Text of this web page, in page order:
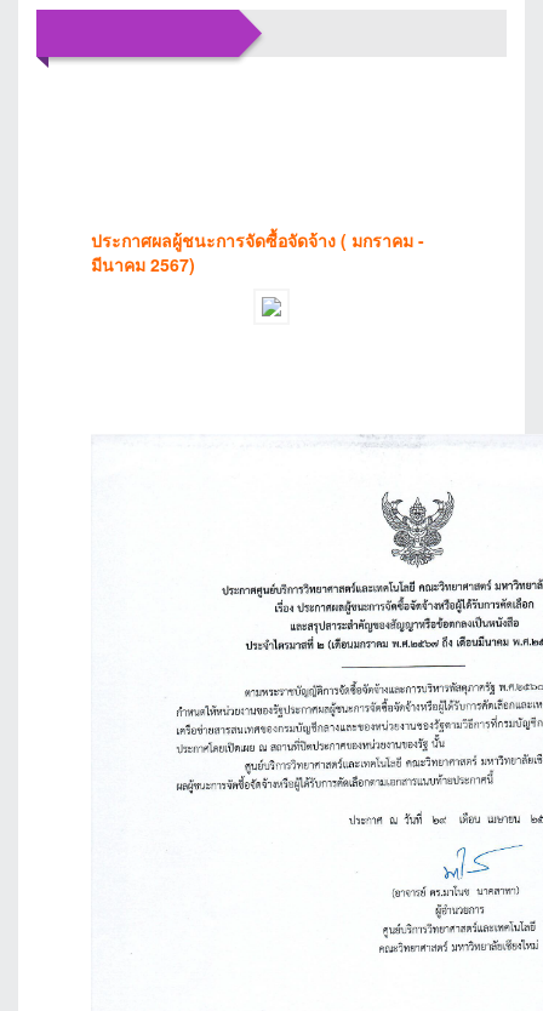
ประกาศผลผู้ชนะการจัดซื้อจัดจ้าง ( มกราคม -
มีนาคม 2567)